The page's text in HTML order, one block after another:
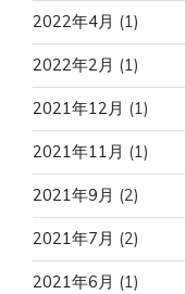
2022年4月 (1)
2022年2月 (1)
2021年12月 (1)
2021年11月 (1)
2021年9月 (2)
2021年7月 (2)
2021年6月 (1)